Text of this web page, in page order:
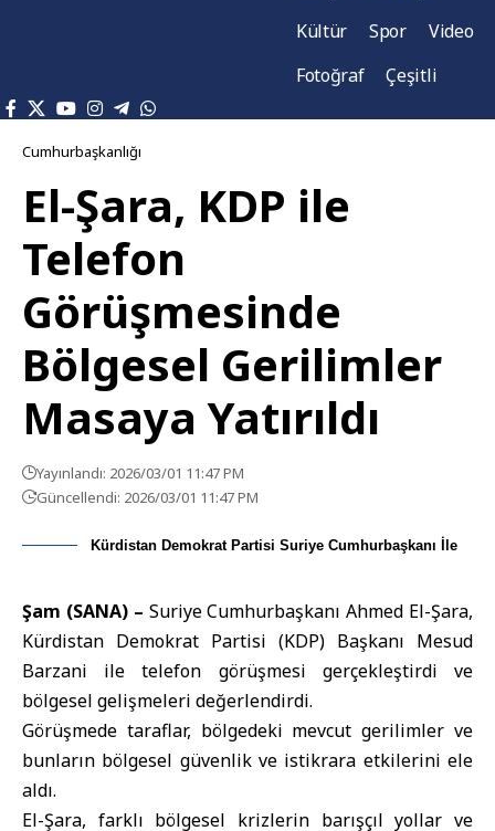
Kültür
Spor
Video
Fotoğraf
Çeşitli
Cumhurbaşkanlığı
El-Şara, KDP ile
Telefon
Görüşmesinde
Bölgesel Gerilimler
Masaya Yatırıldı
Yayınlandı: 2026/03/01 11:47 PM
Güncellendi: 2026/03/01 11:47 PM
Kürdistan Demokrat Partisi Suriye Cumhurbaşkanı İle
Şam (SANA) – Suriye CumhurbaşkanıAhmed El-Şara,
Kürdistan Demokrat Partisi (KDP) Başkanı Mesud
Barzani ile telefon görüşmesi gerçekleştirdi ve
bölgesel gelişmeleri değerlendirdi.
Görüşmede taraflar, bölgedeki mevcut gerilimler ve
bunların bölgesel güvenlik ve istikrara etkilerini ele
aldı.
El-Şara, farklı bölgesel krizlerin barışçıl yollar ve